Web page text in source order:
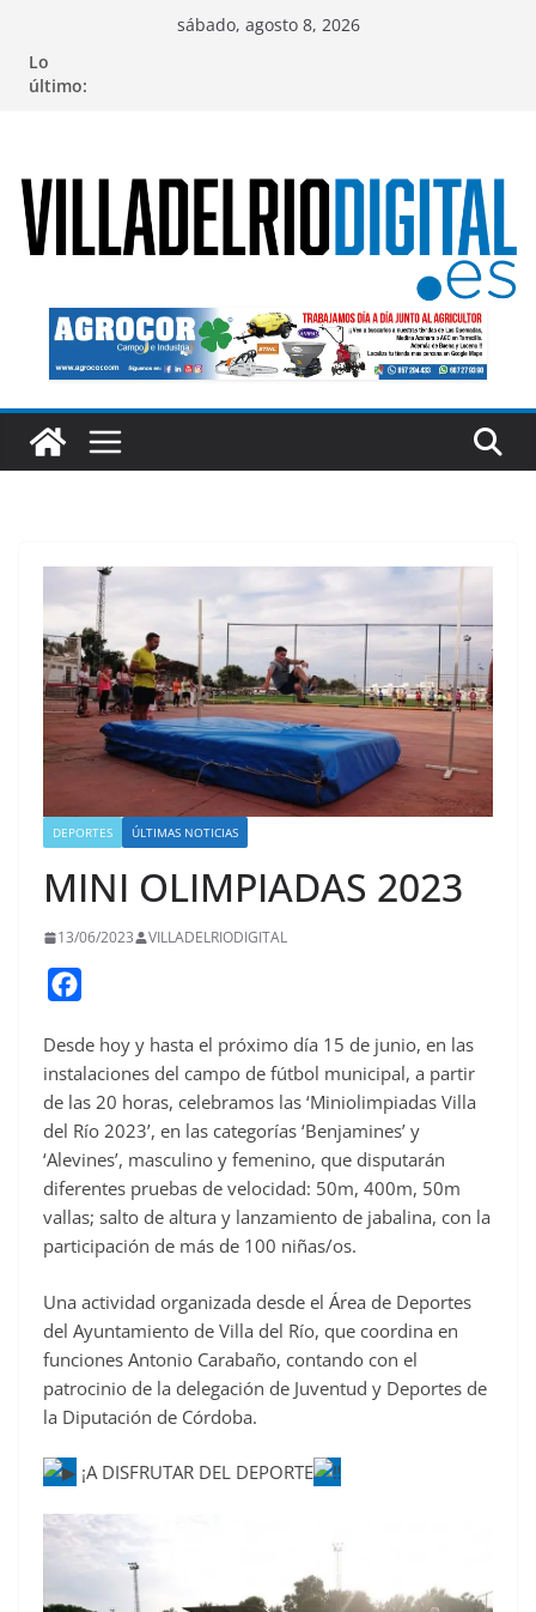
contenido
sábado, agosto 8, 2026
Lo
último:
DEPORTES ÚLTIMAS NOTICIAS
MINI OLIMPIADAS 2023
13/06/2023 VILLADELRIODIGITAL
c
e
b
o
o
k
Desde hoy y hasta el próximo día 15 de junio, en las
instalaciones del campo de fútbol municipal, a partir
de las 20 horas, celebramos las ‘Miniolimpiadas Villa
del Río 2023’, en las categorías ‘Benjamines’ y
‘Alevines’, masculino y femenino, que disputarán
diferentes pruebas de velocidad: 50m, 400m, 50m
vallas; salto de altura y lanzamiento de jabalina, con la
participación de más de 100 niñas/os.
Una actividad organizada desde el Área de Deportes
del Ayuntamiento de Villa del Río, que coordina en
funciones Antonio Carabaño, contando con el
patrocinio de la delegación de Juventud y Deportes de
la Diputación de Córdoba.
¡A DISFRUTAR DEL DEPORTE